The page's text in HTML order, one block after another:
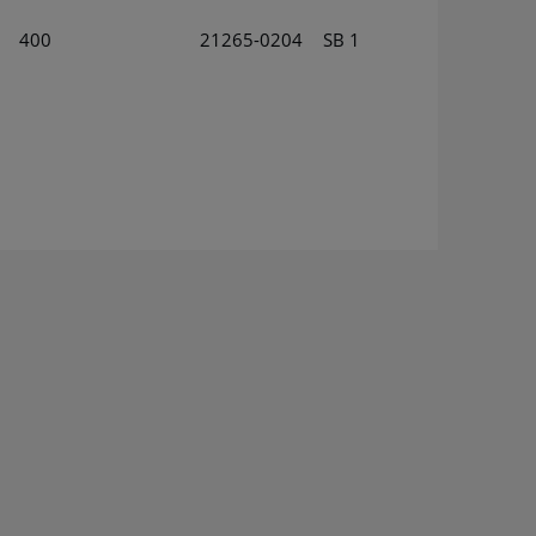
400 21265-0204 SB 1